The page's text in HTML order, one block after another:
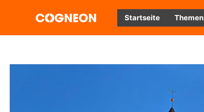
Startseite Themen